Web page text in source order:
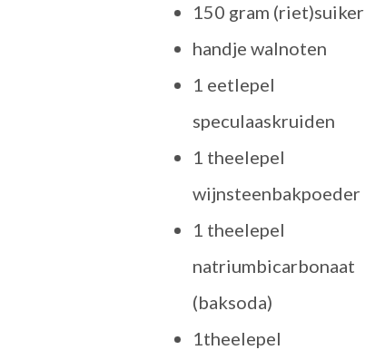
150 gram (riet)suiker
handje walnoten
1 eetlepel
speculaaskruiden
1 theelepel
wijnsteenbakpoeder
1 theelepel
natriumbicarbonaat
(baksoda)
1theelepel